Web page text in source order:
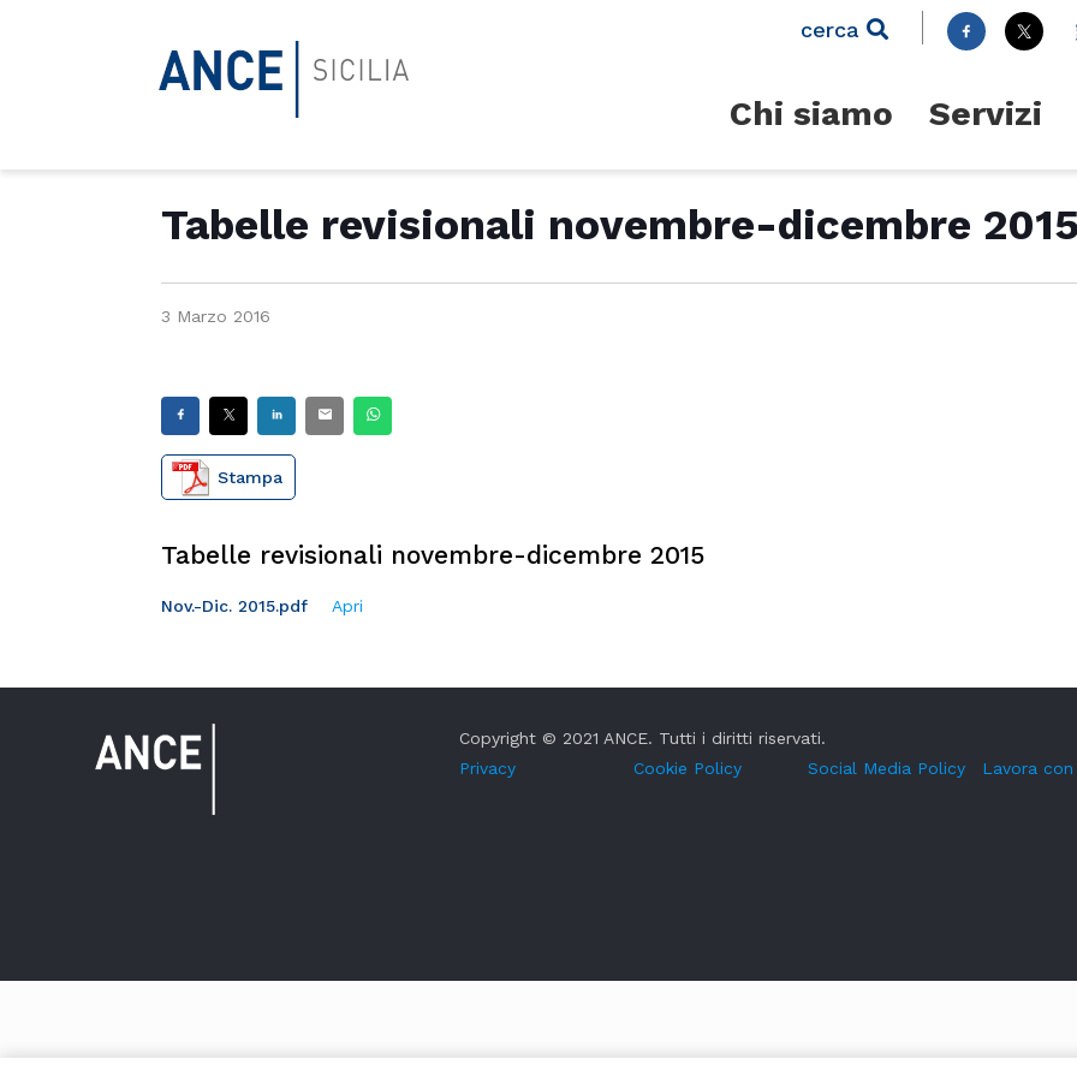
cerca
Chi siamo Servizi
Tabelle revisionali novembre-dicembre
3 Marzo 2016
Stampa
Tabelle revisionali novembre-dicembre 2015
Nov.-Dic. 2015.pdf Apri
Copyright © 2021 ANCE. Tutti i diritti riservati.
Privacy
Cookie Policy Social Media Policy Lavora